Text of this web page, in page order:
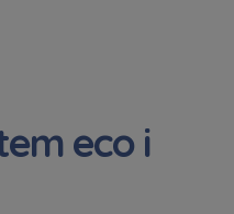
eco i